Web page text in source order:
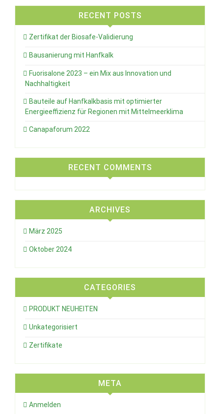
RECENT POSTS
Zertifikat der Biosafe-Validierung
Bausanierung mit Hanfkalk
Fuorisalone 2023 – ein Mix aus Innovation und
Nachhaltigkeit
Bauteile auf Hanfkalkbasis mit optimierter
Energieeffizienz für Regionen mit Mittelmeerklima
Canapaforum 2022
RECENT COMMENTS
ARCHIVES
März 2025
Oktober 2024
CATEGORIES
PRODUKT NEUHEITEN
Unkategorisiert
Zertifikate
META
Anmelden